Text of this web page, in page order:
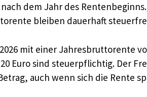
dem Jahr des
bleiben dauerhaft
mit einer Jahresbruttorente
Euro sind steuerpflichtig. Der
auch wenn sich die Rente